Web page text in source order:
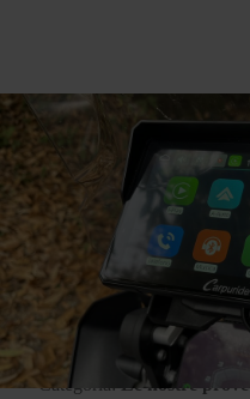
Categoria:Le nostre prove